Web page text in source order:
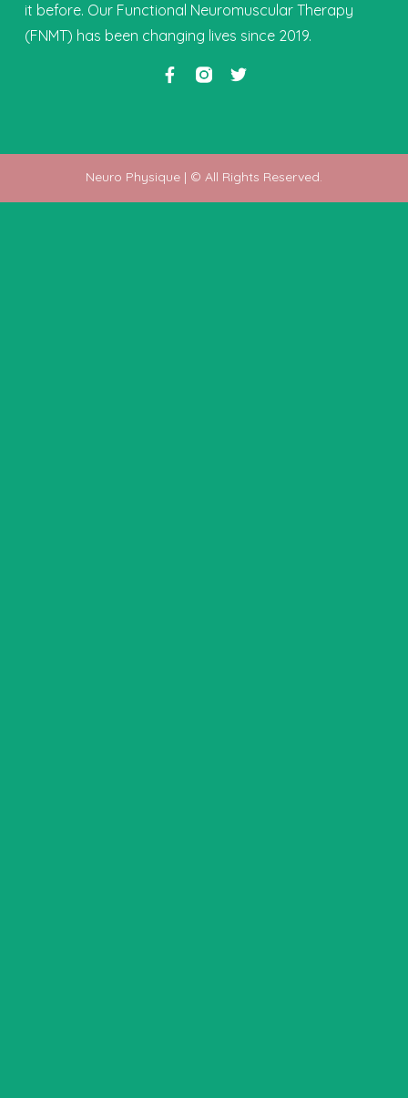
it before. Our Functional Neuromuscular Therapy
(FNMT) has been changing lives since 2019.
Neuro Physique | © All Rights Reserved.